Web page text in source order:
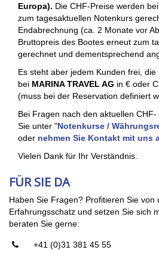
Europa). Die CHF-Preise werden
zum tagesaktuellen Notenkurs
Endabrechnung (ca. 2 Monate vor
Bruttopreis des Bootes erneut zum
gerechnet und dementsprechend
Es steht aber jedem Kunden frei, die
bei MARINA TRAVEL AG in € oder
(muss bei der Reservation definiert
Bei Fragen nach den aktuellen
Sie unter "Notenkurse /
oder nehmen Sie Kontakt mit uns
Vielen Dank für Ihr Verständnis.
FÜR SIE DA
Haben Sie Fragen? Profitieren Sie von
Erfahrungsschatz und setzen Sie sich
beraten Sie gerne:
+41 (0)31 381 45 55